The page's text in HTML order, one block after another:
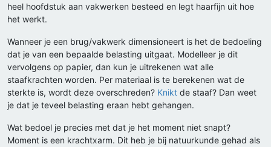
heel hoofdstuk aan vakwerken besteed en legt haarfijn uit hoe
het werkt.
Wanneer je een brug/vakwerk dimensioneert is het de bedoeling
dat je van een bepaalde belasting uitgaat. Modelleer je dit
vervolgens op papier, dan kun je uitrekenen wat alle
staafkrachten worden. Per materiaal is te berekenen wat de
sterkte is, wordt deze overschreden? Knikt de staaf? Dan weet
je dat je teveel belasting eraan hebt gehangen.
Wat bedoel je precies met dat je het moment niet snapt?
Moment is een krachtxarm. Dit heb je bij natuurkunde gehad als